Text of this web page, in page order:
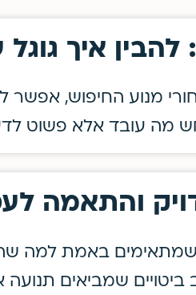
איך גוגל
מנוע החיפוש,
מה עובד אלא פשוט
והתאמה
שמתאימים באמת למה
שמביאים תנועה